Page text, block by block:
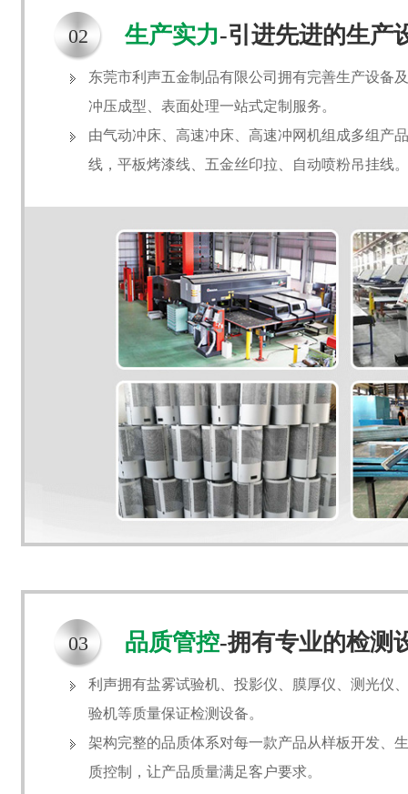
02 生产实力-引进先进的生产
东莞市利声五金制品有限公司拥有完善生产设备
冲压成型、表面处理一站式定制服务。
由气动冲床、高速冲床、高速冲网机组成多组产
线，平板烤漆线、五金丝印拉、自动喷粉吊挂线。
03 品质管控-拥有专业的检测
利声拥有盐雾试验机、投影仪、膜厚仪、测光仪
验机等质量保证检测设备。
架构完整的品质体系对每一款产品从样板开发、
质控制，让产品质量满足客户要求。